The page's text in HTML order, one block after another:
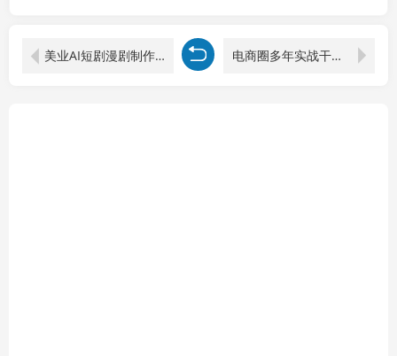
美业AI短剧漫剧制作实战课：生图技巧+对话生成+视频合成，赋能实体门店线上获客 电商圈多年实战干货-更新5月20：多位资深师兄实战干货/覆盖全域平台，中小卖家可复制的盈利指南